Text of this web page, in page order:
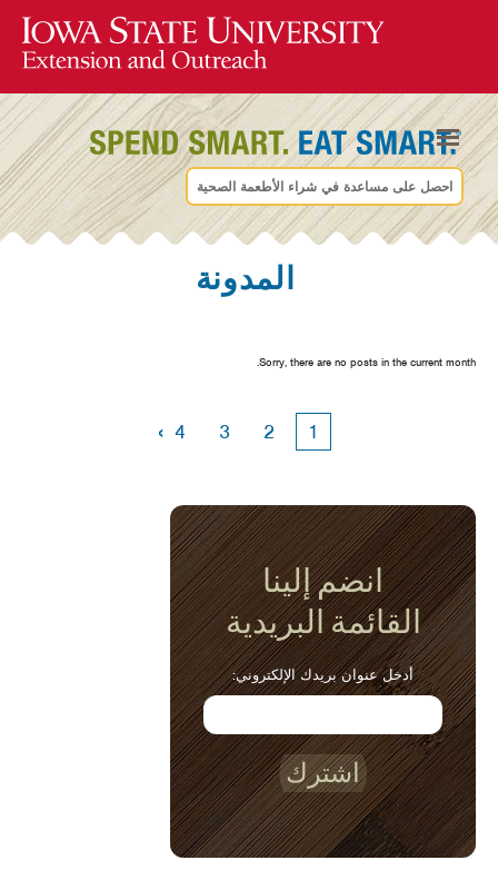
احصل على مساعدة في شراء الأطعمة الصحية
المدونة
Sorry, there are no posts in the current month.
1
2
3
4
›
انضم إلينا
القائمة البريدية
أدخل عنوان بريدك الإلكتروني:
اشترك